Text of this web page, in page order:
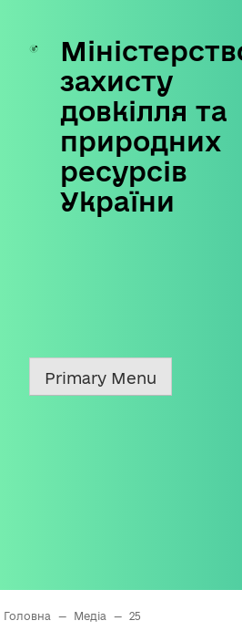
Skip
contentзахисту
довкілля та
природних
ресурсів
України
Primary Menu
Головна — Медіа — 25